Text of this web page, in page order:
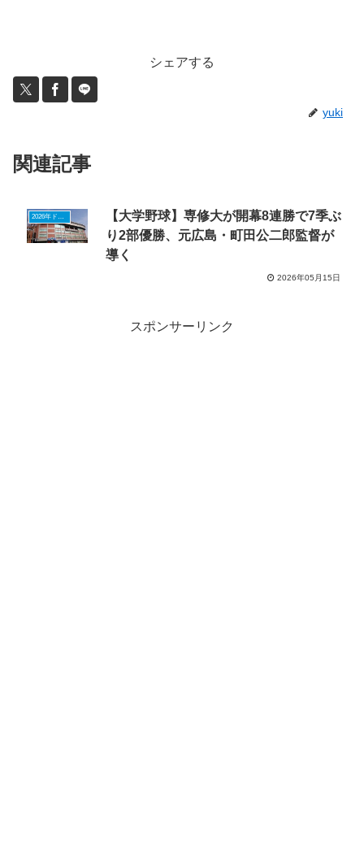
シェアする
yuki
関連記事
【大学野球】専修大が開幕8連勝で7季ぶ
り2部優勝、元広島・町田公二郎監督が
導く
2026年05月15日
スポンサーリンク